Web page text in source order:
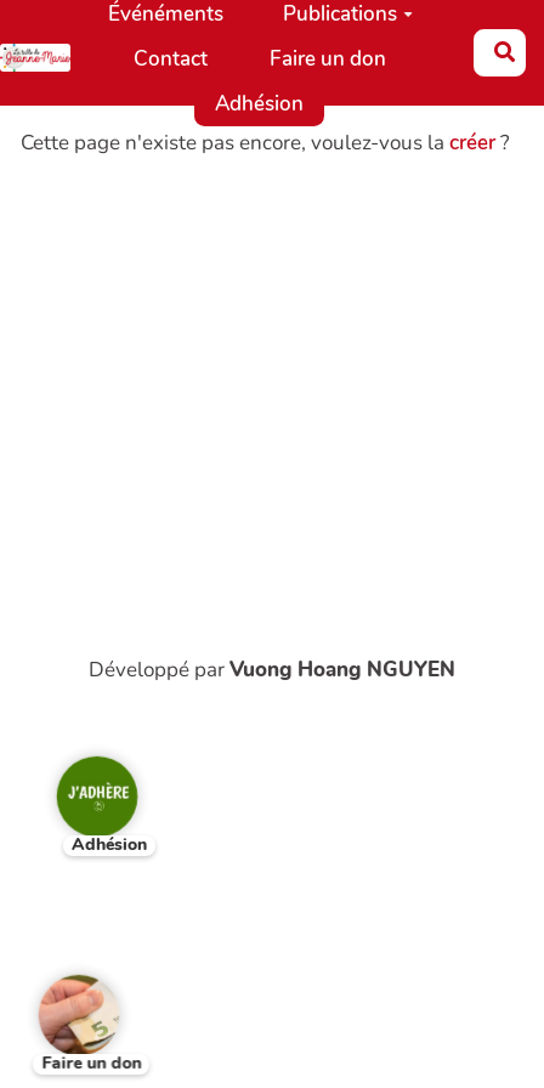
Aller au contenu principal
Événéments
Publications
Contact
Faire un don
Adhésion
Cette page n'existe pas encore, voulez-vous la créer?
Développé parVuong Hoang NGUYEN
Adhésion
Faire un don